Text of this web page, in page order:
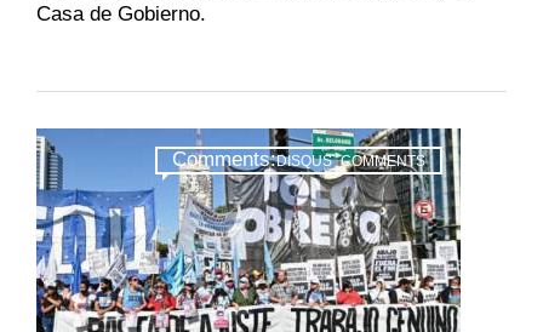
Casa de Gobierno.
Comments:DISQUS_COMMENTS